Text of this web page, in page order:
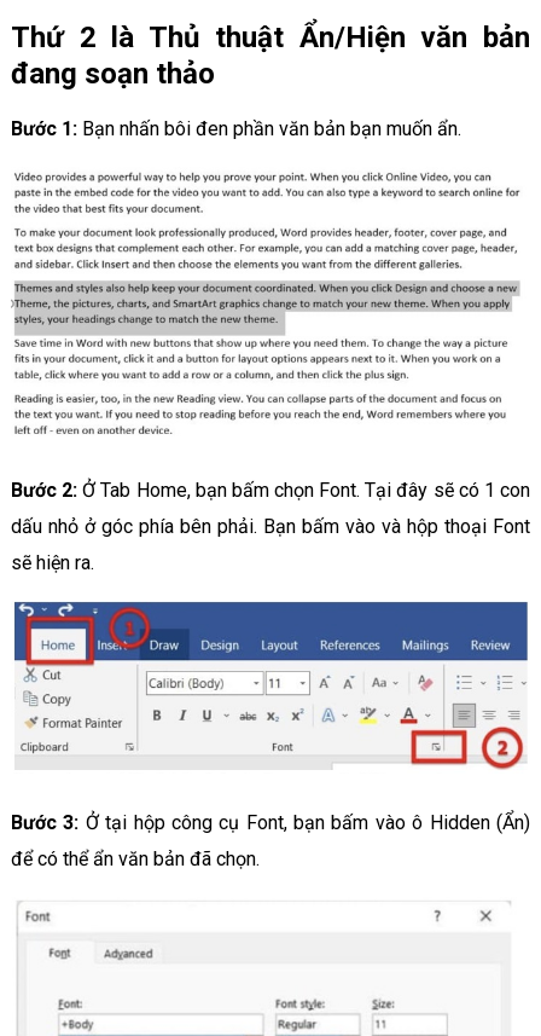
Thứ 2 là Thủ thuật Ẩn/Hiện văn bản
đang soạn thảo
Bước 1:Bạn nhấn bôi đen phần văn bản bạn muốn ẩn.
Bước 2: Ở Tab Home, bạn bấm chọn Font. Tại đây sẽ có 1 con
dấu nhỏ ở góc phía bên phải. Bạn bấm vào và hộp thoại Font
sẽ hiện ra.
Bước 3: Ở tại hộp công cụ Font, bạn bấm vào ô Hidden (Ẩn)
để có thể ẩn văn bản đã chọn.